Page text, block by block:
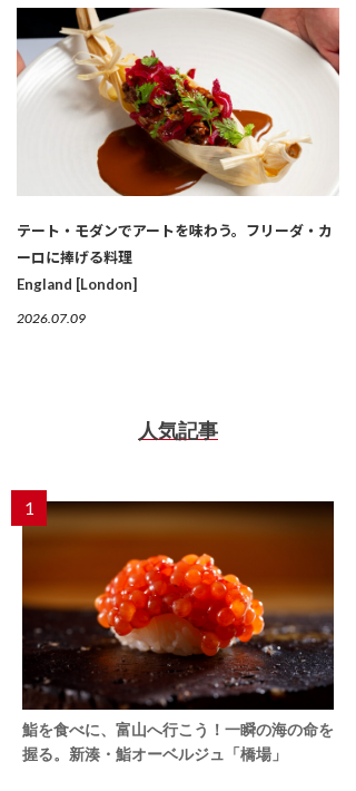
テート・モダンでアートを味わう。フリーダ・カ
ーロに捧げる料理
England [London]
2026.07.09
人気記事
1
鮨を食べに、富山へ行こう！一瞬の海の命を
握る。新湊・鮨オーベルジュ「橋場」